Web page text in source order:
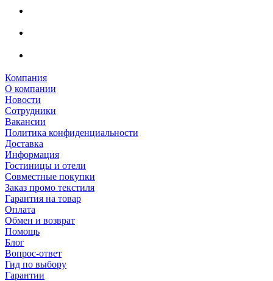
Компания
О компании
Новости
Сотрудники
Вакансии
Политика конфиденциальности
Доставка
Информация
Гостиницы и отели
Совместные покупки
Заказ промо текстиля
Гарантия на товар
Оплата
Обмен и возврат
Помощь
Блог
Вопрос-ответ
Гид по выбору
Гарантии